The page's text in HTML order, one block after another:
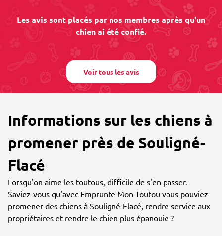
Les avis sont placés par nos membres après qu'un
chien ai été confié.
Voir tous les avis
Informations sur les chiens à
promener près de Souligné-
Flacé
Lorsqu'on aime les toutous, difficile de s'en passer.
Saviez-vous qu'avec Emprunte Mon Toutou vous pouviez
promener des chiens à Souligné-Flacé, rendre service aux
propriétaires et rendre le chien plus épanouie ?